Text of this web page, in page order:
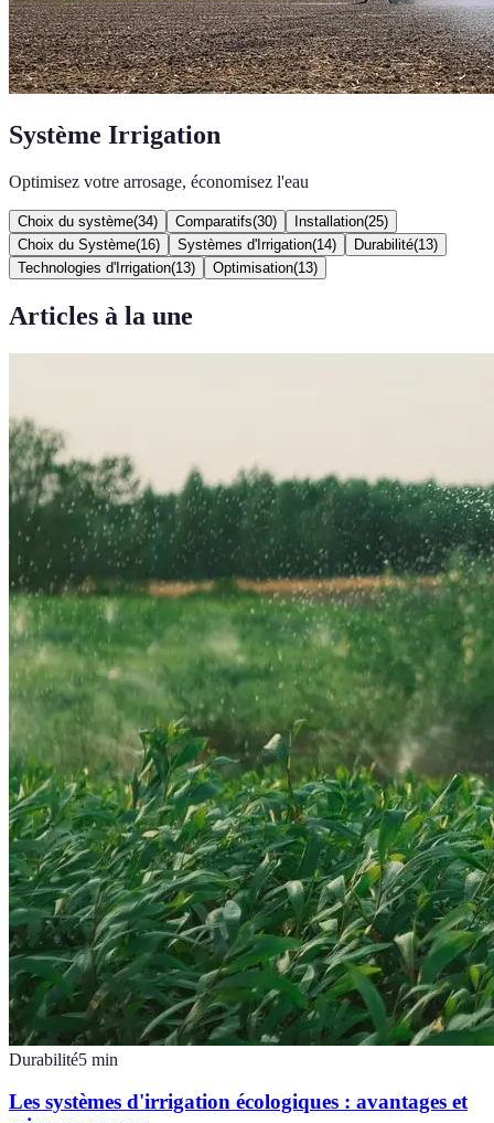
Système Irrigation
Optimisez votre arrosage, économisez l'eau
Choix du système(34) Comparatifs(30) Installation(25)
Choix du Système(16) Systèmes d'Irrigation(14) Durabilité(13)
Technologies d'Irrigation(13) Optimisation(13)
Articles à la une
Durabilité5 min
Les systèmes d'irrigation écologiques : avantages et